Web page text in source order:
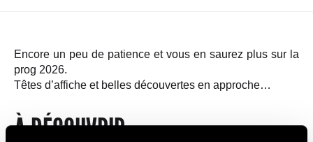
Encore un peu de patience et vous en saurez plus sur la
prog 2026.
Têtes d’affiche et belles découvertes en approche…
À DÉCOUVRIR